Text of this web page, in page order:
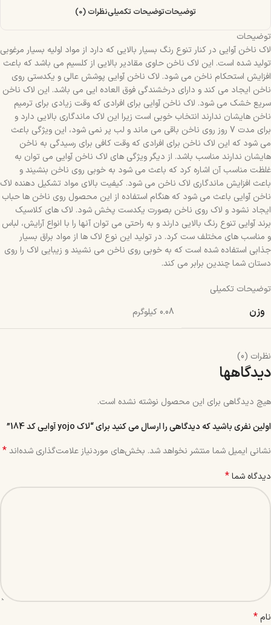
توضیحاتتوضیحات تکمیلینظرات (0)
توضیحات
لاک ناخن آوایی در کنار تنوع رنگ بسیار بالایی که دارد از مواد اولیه بسیار مرغوبی
تولید شده است. این لاک ناخن حاوی مقادیر بالایی از کلسیم می باشد که باعث
افزایش استحکام ناخن می شود. لاک ناخن آوایی پوشش عالی و یکدستی روی
ناخن ایجاد می کند و دارای درخشندگی فوق العاده ایی می باشد. این لاک ناخن
سریع خشک می شود. لاک ناخن آوایی برای افرادی که وقت زیادی برای ترمیم
ناخن هایشان ندارند انتخاب خوبی است زیرا این لاک ماندگاری بالایی دارد و
برای مدت 7 روز روی ناخن باقی می ماند و لب پر نمی شود، این ویژگی باعث
می شود که این لاک ناخن برای افرادی که وقت کافی برای رسیدگی به ناخن
هایشان ندارند مناسب باشد. از دیگر ویژگی های لاک ناخن آوایی می توان به
غلظت مناسب آن اشاره کرد که باعث می شود به خوبی روی ناخن بنشیند و
باعث افزایش ماندگاری لاک ناخن می شود. کیفیت بالای مواد تشکیل دهنده لاک
ناخن آوایی باعث می شود که هنگام استفاده از این محصول روی ناخن ها حباب
ایجاد نشود و لاک روی ناخن بصورت یکدست پخش شود. لاک های کلاسیک
برند آوایی تنوع رنگ بالایی دارند و به راحتی می توان آنها را با انواع آرایش، لباس
و مناسب های مختلف ست کرد. در تولید این نوع لاک ها از مواد براق بسیار
جذابی استفاده شده است که به خوبی روی ناخن می نشیند و زیبایی لاک را روی
دستان شما چندین برابر می کند.
توضیحات تکمیلی
وزن 0.08 کیلوگرم
نظرات (0)
دیدگاهها
هیچ دیدگاهی برای این محصول نوشته نشده است.
اولین نفری باشید که دیدگاهی را ارسال می کنید برای “لاک yojo آوایی کد 184”
نشانی ایمیل شما منتشر نخواهد شد. بخش‌های موردنیاز علامت‌گذاری شده‌اند*
دیدگاه شما*
نام*